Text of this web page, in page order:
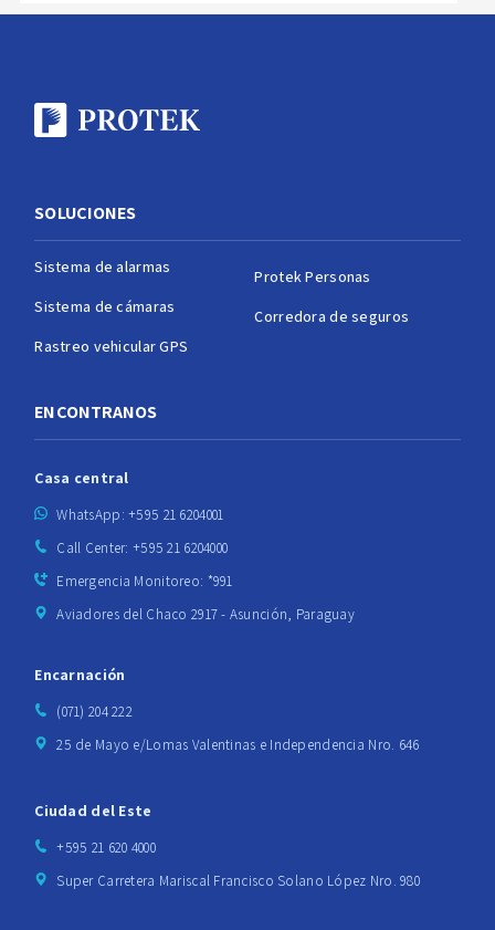
SOLUCIONES
Sistema de alarmas
Sistema de cámaras
Rastreo vehicular GPS
Protek Personas
Corredora de seguros
ENCONTRANOS
Casa central
WhatsApp: +595 21 6204001
Call Center: +595 21 6204000
Emergencia Monitoreo: *991
Aviadores del Chaco 2917 - Asunción, Paraguay
Encarnación
(071) 204 222
25 de Mayo e/Lomas Valentinas e Independencia Nro. 646
Ciudad del Este
+595 21 620 4000
Super Carretera Mariscal Francisco Solano López Nro. 980